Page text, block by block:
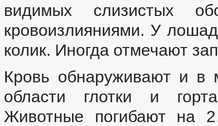
видимых слизистых
кровоизлияниями. У
колик. Иногда отмечают
Кровь обнаруживают и в
области глотки и
Животные погибают на